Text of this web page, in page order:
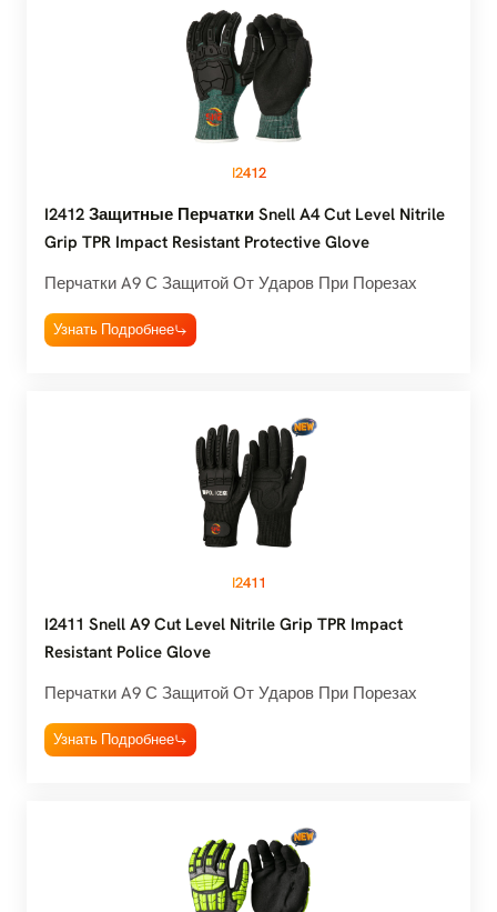
I2412
I2412 Защитные Перчатки Snell A4 Cut Level Nitrile
Grip TPR Impact Resistant Protective Glove
Перчатки A9 С Защитой От Ударов При Порезах
Узнать Подробнее
I2411
I2411 Snell A9 Cut Level Nitrile Grip TPR Impact
Resistant Police Glove
Перчатки A9 С Защитой От Ударов При Порезах
Узнать Подробнее